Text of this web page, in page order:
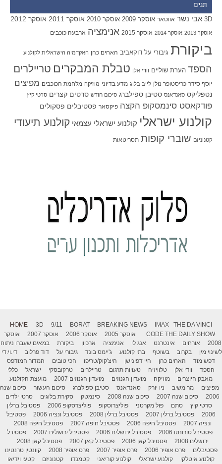
תגים
3D אבי נשר אווטאר אוסקר 2009 אוסקר 2010 אוסקר 2011 אוסקר 2012
אוסקר 2013 אוסקר 2014 אוסקר 2015 אנימציה ארבעה כוכבים
ביקורת גיבורי על דוקאביב האחים כהן האקדמיה הישראלית לקולנוע
הספד הערת שוליים וודי אלן טבלת המבקרים טריילרים
יוסף סידר כריסטופר נולן לייב בלוג מדע בדיוני מוזיקה מלחמת הכוכבים מפיצים
נטפליקס סאנדאנס סטיבן ספילברג סיכום חודש סרטים קצרים סרטי קיץ
פודקאסט סינמסקופ הקצה פיקסאר פסטיבלים פסקולים
קולנוע ישראלי קולנוע ישראלי עצמאי קולנוע תיעודי
קטנוניזם שוברי קופות תסריטאות
HOME 3D 9/11 BORAT BREAKING NEWS IMAX
THE DA VINCI
CODE THE DAILY SHOW אוסקר 2005 אוסקר 2006 אוסקר 2007
אוסקר
2008
אורחים אינטרנט אנג לי אנימציה ארכיון ביקורת
במאים שעברו ניתוח
לשינוי מין
בקרוב בשוטף בתי קולנוע ג'יימס בונד גיבורי על דוד פרלוב
די.וי.די
דפש מוד
האחים כהן היי דפינישן היצ'קוק/טריפו הכי טובים
המדור המודפס
הספד
וודי אלן טלוויזיה טעויות תרגום טריילרים טרקובסקי ישראל
כללי
מאבק היוצרים
מוזיקה מועדון הגנוזים מועדון הגנוזים 2007
מועצת הקולנוע
מפיצים
מר משיב ניו יורק סאנדאנס סטיבן ספילברג סיכום העשור
סיכום שנה
2006
סיכום שנה 2007 סיכום שנה 2008 סינמטק סקירת בלוגים
סרטי ילדים
סרטי קיץ
סתם פול מקרטני פוליצרוסקופ פוליצרסקופ 2006
פסטיבל ברלין
2006
פסטיבל ברלין 2007 פסטיבל ברלין 2008 פסטיבל ונציה 2006
פסטיבל
ונציה 2007
פסטיבל חיפה 2006 פסטיבל חיפה 2007
פסטיבל חיפה 2008
פסטיבל טורונטו 2006
פסטיבל ירושלים 2006 פסטיבל ירושלים 2007
פסטיבל
ירושלים 2008
פסטיבל קאן 2006 פסטיבל קאן 2007
פסטיבל קאן 2008
פסטיבלים
פרס אופיר 2006 פרס אופיר 2007 פרס אופיר 2008
קוונטין טרנטינו
קולנוע איטלקי
קולנוע ישראלי קולנוע קוריאני קטמנדו קטנוניזם קטעי וידיאו